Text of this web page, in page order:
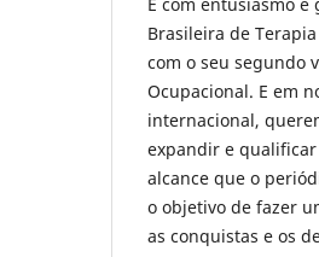
Brasileira de Terapia
com o seu segundo
Ocupacional. E em
internacional,
expandir e
alcance que o
o objetivo de fazer
as conquistas e os